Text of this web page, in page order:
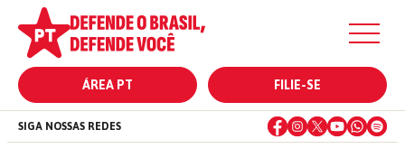
ÁREA PT FILIE-SE
SIGA NOSSAS REDES